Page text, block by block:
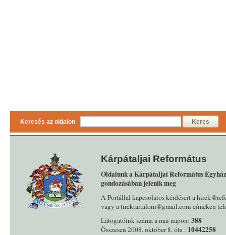
Keresés az oldalon Keres
Kárpátaljai Református
Oldalunk a Kárpátaljai Református
gondozásában jelenik meg
A Portállal kapcsolatos kérdéseit a
vagy a tirektartalom@gmail.com címeken
Látogatóink száma a mai napon: 388
Összesen 2008. október 8. óta : 10442258